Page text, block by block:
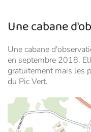
Une cabane
Une cabane
en septembre 2018.
gratuitement mais les
du Pic Vert.